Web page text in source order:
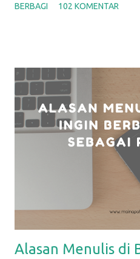
membantu menyelesaikan
lakukan, dan bisa Mamah coba
Erase Sheet di Kulkas Dry erase
adalah media apapun untuk
kertas memo. Kebetulan yang
sudah dilaminating .
aplikasi Canva, lalu aku print
ditulisi dengan spidol dan
BERBAGI 102 KOMENTAR
Alasan Menulis di